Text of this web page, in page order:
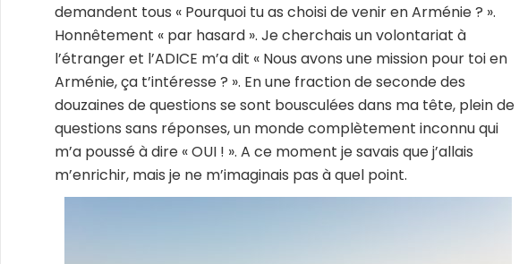
demandent tous « Pourquoi tu as choisi de venir en Arménie ? ».
Honnêtement « par hasard ». Je cherchais un volontariat à
l’étranger et l’ADICE m’a dit « Nous avons une mission pour toi en
Arménie, ça t’intéresse ? ». En une fraction de seconde des
douzaines de questions se sont bousculées dans ma tête, plein de
questions sans réponses, un monde complètement inconnu qui
m’a poussé à dire « OUI ! ». A ce moment je savais que j’allais
m’enrichir, mais je ne m’imaginais pas à quel point.